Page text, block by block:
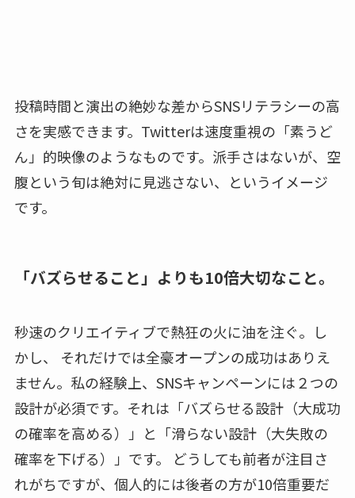
投稿時間と演出の絶妙な差からSNSリテラシーの高
さを実感できます。Twitterは速度重視の「素うど
ん」的映像のようなものです。派手さはないが、空
腹という旬は絶対に見逃さない、というイメージ
です。
「バズらせること」よりも10倍大切なこと。
秒速のクリエイティブで熱狂の火に油を注ぐ。し
かし、 それだけでは全豪オープンの成功はありえ
ません。私の経験上、SNSキャンペーンには２つの
設計が必須です。それは「バズらせる設計（大成功
の確率を高める）」と「滑らない設計（大失敗の
確率を下げる）」です。 どうしても前者が注目さ
れがちですが、個人的には後者の方が10倍重要だ